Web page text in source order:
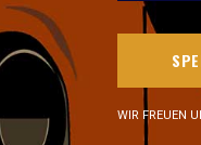
WIR FREUEN